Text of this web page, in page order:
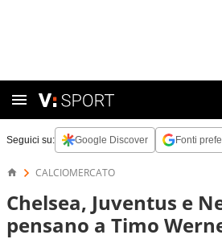
Seguici su: Google Discover Fonti
CALCIOMERCATO
Chelsea, Juventus e
pensano a Timo